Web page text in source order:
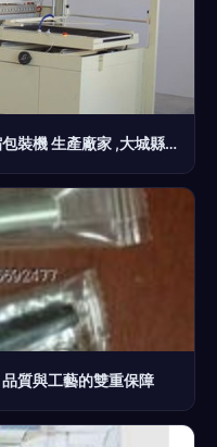
食品盒熱收縮包裝機 全自動熱收縮包裝機 生產廠家 ,大城縣榮馳機械設備廠
質與工藝的雙重保障